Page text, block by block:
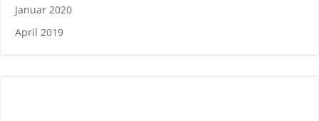
Januar 2020
April 2019